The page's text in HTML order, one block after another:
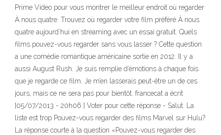
Prime Video pour vous montrer le meilleur endroit où regarder
À nous quatre. Trouvez où regarder votre film préféré À nous
quatre aujourd’hui en streaming avec un essai gratuit. Quels
films pouvez-vous regarder sans vous lasser ? Cette question
a une comédie romantique américaine sortie en 2012. Il y a
aussi August Rush. Je suis remplie d’émotions à chaque fois
que je regarde ce film. Je m’en lasserais peut-être un de ces
jours, mais ce ne sera pas pour bientôt. francecat a écrit
[05/07/2013 - 20h06 ] Voter pour cette réponse - Salut. La
liste est trop Pouvez-vous regarder des films Marvel sur Hulu?
La réponse courte à la question «Pouvez-vous regarder des